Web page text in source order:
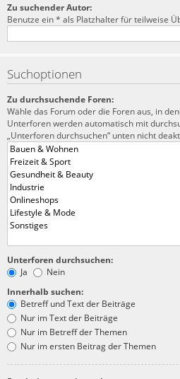
Zu suchender Autor:
Benutze ein * als Platzhalter für teilweise
Suchoptionen
Zu durchsuchende Foren:
Wähle das Forum oder die Foren aus, in
Unterforen werden automatisch mit
„Unterforen durchsuchen“ unten nicht
Unterforen durchsuchen:
Ja
Nein
Innerhalb suchen:
Betreff und Text der Beiträge
Nur im Text der Beiträge
Nur im Betreff der Themen
Nur im ersten Beitrag der Themen